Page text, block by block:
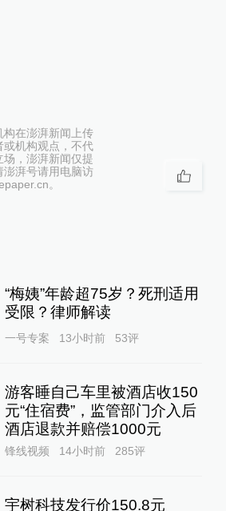
在澎湃新闻上传
或机构观点，不代
，澎湃新闻仅提
湃号请用电脑访
。
“梅姨”年龄超75岁？死刑适用
受限？律师解读
一号专案 13小时前 53评
游客睡自己车里被酒店收150
元“住宿费”，监管部门介入后
酒店退款并赔偿1000元
锋线视频 14小时前 285评
宇树科技发行价150.8元